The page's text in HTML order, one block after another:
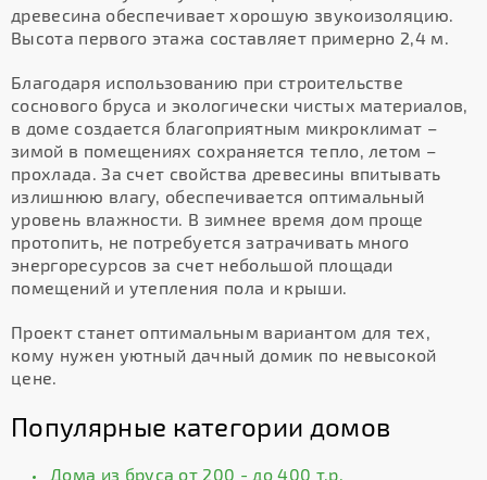
древесина обеспечивает хорошую звукоизоляцию.
Высота первого этажа составляет примерно 2,4 м.
Благодаря использованию при строительстве
соснового бруса и экологически чистых материалов,
в доме создается благоприятным микроклимат –
зимой в помещениях сохраняется тепло, летом –
прохлада. За счет свойства древесины впитывать
излишнюю влагу, обеспечивается оптимальный
уровень влажности. В зимнее время дом проще
протопить, не потребуется затрачивать много
энергоресурсов за счет небольшой площади
помещений и утепления пола и крыши.
Проект станет оптимальным вариантом для тех,
кому нужен уютный дачный домик по невысокой
цене.
Популярные категории домов
Дома из бруса от 200 - до 400 т.р.